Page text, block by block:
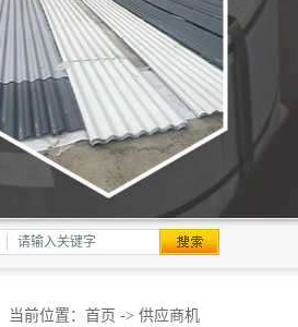
当前位置： 首页 -> 供应商机